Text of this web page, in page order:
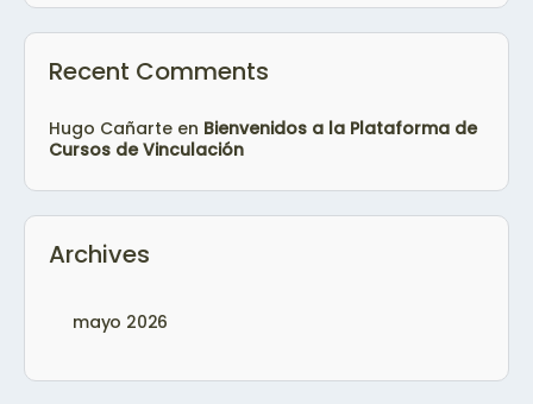
Recent Comments
Hugo Cañarte en Bienvenidos a la Plataforma de
Cursos de Vinculación
Archives
mayo 2026